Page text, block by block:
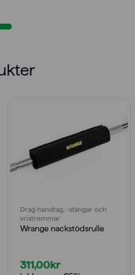
Drag handtag, -stängar och
vristremmar
Wrange nackstödsrulle
311,00kr